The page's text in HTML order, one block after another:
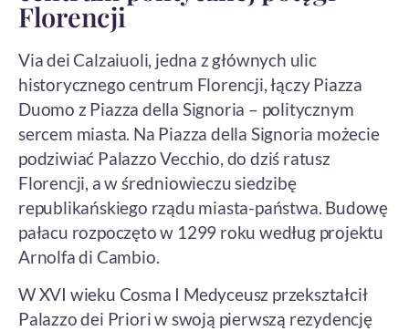
Florencji
Via dei Calzaiuoli, jedna z głównych ulic
historycznego centrum Florencji, łączy Piazza
Duomo z Piazza della Signoria – politycznym
sercem miasta. Na Piazza della Signoria możecie
podziwiać Palazzo Vecchio, do dziś ratusz
Florencji, a w średniowieczu siedzibę
republikańskiego rządu miasta-państwa. Budowę
pałacu rozpoczęto w 1299 roku według projektu
Arnolfa di Cambio.
W XVI wieku Cosma I Medyceusz przekształcił
Palazzo dei Priori w swoją pierwszą rezydencję